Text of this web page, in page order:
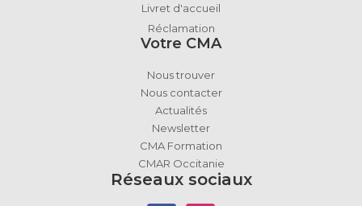
Livret d'accueil
Réclamation
Votre CMA
Nous trouver
Nous contacter
Actualités
Newsletter
CMA Formation
CMAR Occitanie
Réseaux sociaux